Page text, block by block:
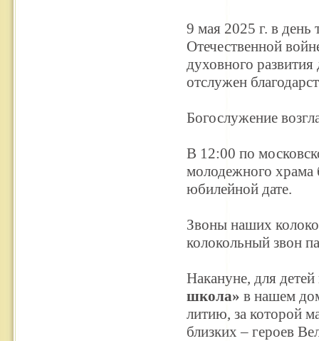
9 мая 2025 г. в
Отечественной
духовного
отслужен
Богослужение
В 12:00 по
молодежного
юбилейной дате.
Звоны наших
колокольный звон
Накануне, для
школа» в нашем
литию, за которой
близких – героев